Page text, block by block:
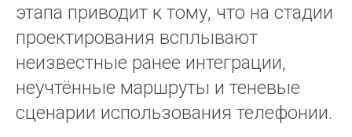
этапа приводит к тому, что на стадии
проектирования всплывают
неизвестные ранее интеграции,
неучтённые маршруты и теневые
сценарии использования телефонии.